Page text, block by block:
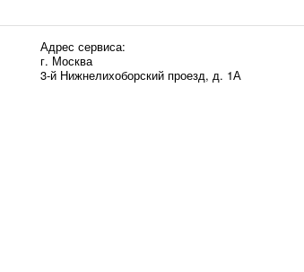
Адрес сервиса:
г. Москва
3-й Нижнелихоборский проезд, д. 1А